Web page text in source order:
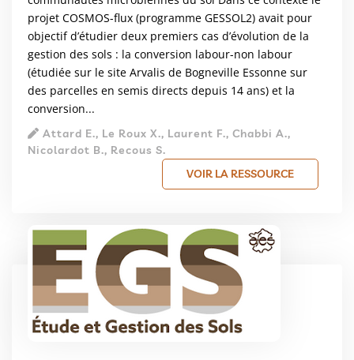
projet COSMOS-flux (programme GESSOL2) avait pour
objectif d’étudier deux premiers cas d’évolution de la
gestion des sols : la conversion labour-non labour
(étudiée sur le site Arvalis de Bogneville Essonne sur
des parcelles en semis directs depuis 14 ans) et la
conversion...
Attard E., Le Roux X., Laurent F., Chabbi A.,
Nicolardot B., Recous S.
VOIR LA RESSOURCE